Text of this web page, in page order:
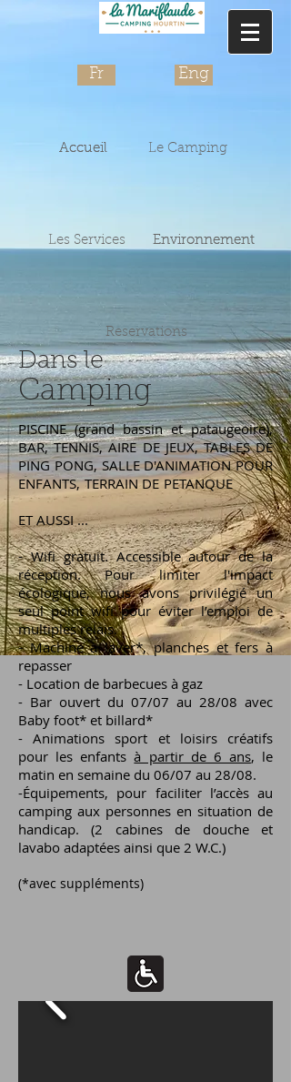
Fr Eng
Accueil
Accueil Le Camping
Les Services Environnement
Environnement
Reservations
Dans le
Camping
PISCINE (grand bassin et pataugeoire),
BAR, TENNIS, AIRE DE JEUX, TABLES DE
PING PONG, SALLE D'ANIMATION POUR
ENFANTS, TERRAIN DE PETANQUE
ET AUSSI ...
- Wifi gratuit. Accessible autour de la
réception. Pour limiter l'impact
écologique, nous avons privilégié un
seul point wifi pour éviter l’emploi de
multiples relais.
- Machine à laver*, planches et fers à
repasser
- Location de barbecues à gaz
- Bar ouvert du 07/07 au 28/08 avec
Baby foot* et billard*
- Animations sport et loisirs créatifs
pour les enfantsà partir de 6 ans, le
matin en semaine du 06/07 au 28/08.
-Équipements, pour faciliter l’accès au
camping aux personnes en situation de
handicap. (2 cabines de douche et
lavabo adaptées ainsi que 2 W.C.)
(*avec suppléments)